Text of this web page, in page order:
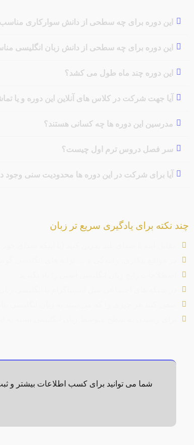
این دوره برای چه سطحی از دانش سوارکاری
این دوره برای چه سطحی از دانش زبان انگلیسی
این دوره چند ماه طول می کشد؟
آیا جهت شرکت در کلاس های آنلاین این دوره و یا
مدرسین این دوره ها چه کسانی هستند؟
سر فصل دروس ترم اول چیست؟
آیا برای شرکت در این دوره ها محدودیت سنی وجود
چند نکته برای یادگیری سریع تر زبان
شما می توانید برای کسب اطلاعات بیشتر و